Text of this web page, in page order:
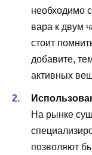
необходимо
вара к двум
стоит
добавите,
активных
На рынке
позволяют